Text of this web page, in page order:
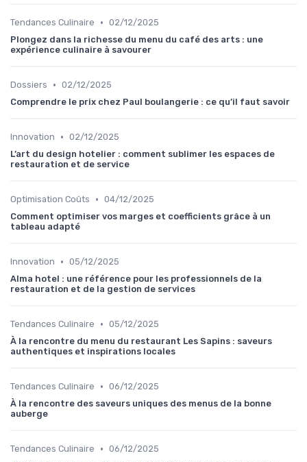
Tendances Culinaire • 02/12/2025
Plongez dans la richesse du menu du café des arts : une
expérience culinaire à savourer
Dossiers • 02/12/2025
Comprendre le prix chez Paul boulangerie : ce qu’il faut savoir
Innovation • 02/12/2025
L’art du design hotelier : comment sublimer les espaces de
restauration et de service
Optimisation Coûts • 04/12/2025
Comment optimiser vos marges et coefficients grâce à un
tableau adapté
Innovation • 05/12/2025
Alma hotel : une référence pour les professionnels de la
restauration et de la gestion de services
Tendances Culinaire • 05/12/2025
À la rencontre du menu du restaurant Les Sapins : saveurs
authentiques et inspirations locales
Tendances Culinaire • 06/12/2025
À la rencontre des saveurs uniques des menus de la bonne
auberge
Tendances Culinaire • 06/12/2025